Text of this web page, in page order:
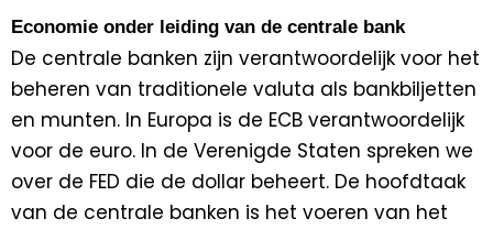
Economie onder leiding van de centrale bank
De centrale banken zijn verantwoordelijk voor het
beheren van traditionele valuta als bankbiljetten
en munten. In Europa is de ECB verantwoordelijk
voor de euro. In de Verenigde Staten spreken we
over de FED die de dollar beheert. De hoofdtaak
van de centrale banken is het voeren van het